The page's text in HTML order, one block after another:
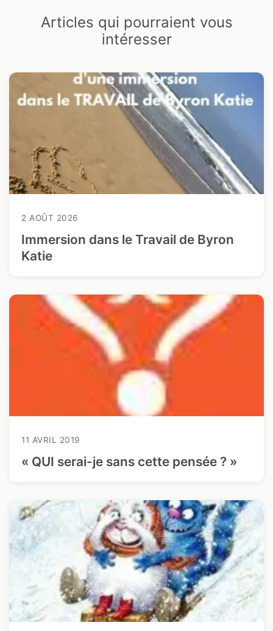
Articles qui pourraient vous
intéresser
2 AOÛT 2026
Immersion dans le Travail de Byron
Katie
11 AVRIL 2019
« QUI serai-je sans cette pensée ? »